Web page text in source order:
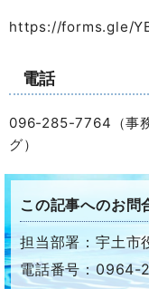
https://forms.gle/
電話
096-285-7764（事
グ）
この記事へのお問
担当部署：宇土市
電話番号：